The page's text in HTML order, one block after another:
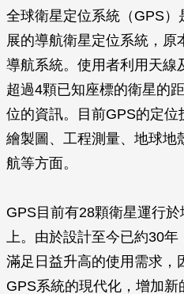
全球衛星定位系統（GPS
展的導航衛星定位系統，原
導航系統。使用者利用天線
超過4顆已知座標的衛星的
位的資訊。目前GPS的定位
繪製圖、工程測量、地球地
航等方面。
GPS目前有28顆衛星運行
上。由於設計至今已約30
滿足日益升高的使用需求，
GPS系統的現代化，增加新